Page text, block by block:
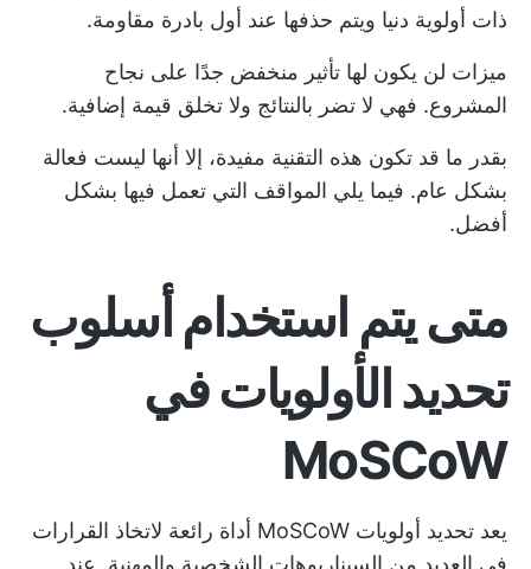
ذات أولوية دنيا ويتم حذفها عند أول بادرة مقاومة.
ميزات لن يكون لها تأثير منخفض جدًا على نجاح
المشروع. فهي لا تضر بالنتائج ولا تخلق قيمة إضافية.
بقدر ما قد تكون هذه التقنية مفيدة، إلا أنها ليست فعالة
بشكل عام. فيما يلي المواقف التي تعمل فيها بشكل
أفضل.
متى يتم استخدام أسلوب
تحديد الأولويات في
MoSCoW
يعد تحديد أولويات MoSCoW أداة رائعة لاتخاذ القرارات
في العديد من السيناريوهات الشخصية والمهنية. عند